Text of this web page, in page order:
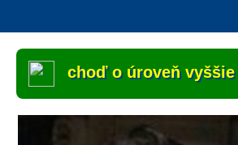
choď o úroveň vyššie